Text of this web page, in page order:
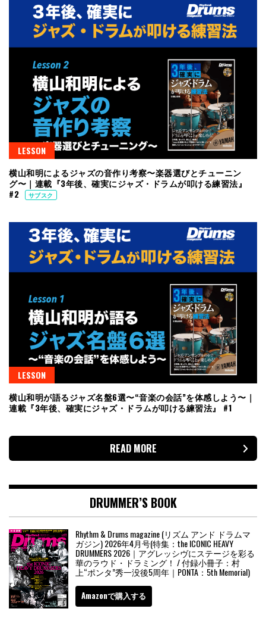
LESSON
横山和明によるジャズの音作り考察〜楽器選びとチューニン
グ〜｜連載『3年後、確実にジャズ・ドラムが叩ける練習法』
#2
サブスク
LESSON
横山和明が語るジャズ名盤6選〜“音楽の会話”を体感しよう〜｜
連載『3年後、確実にジャズ・ドラムが叩ける練習法』 #1
READ MORE
DRUMMER’S BOOK
Rhythm & Drums magazine (リズム アンド ドラムマ
ガジン) 2026年4月号(特集：the ICONIC HEAVY
DRUMMERS 2026｜アグレッシヴにステージを彩る
華のラウド・ドラミング！ / 付録小冊子：村
上“ポンタ”秀一没後5周年｜PONTA：5th Memorial)
Amazonで購入する